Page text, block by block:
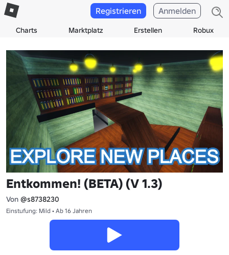
Charts Marktplatz Erstellen Robux
Registrieren Anmelden
Entkommen! (BETA) (V 1.3)
Von @s8738230
Einstufung: Mild • Ab 16 Jahren